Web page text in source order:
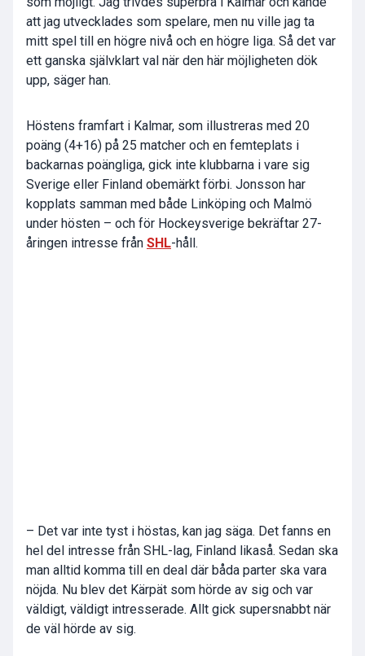
att jag utvecklades som spelare, men nu ville jag ta
mitt spel till en högre nivå och en högre liga. Så det var
ett ganska självklart val när den här möjligheten dök
upp, säger han.
Höstens framfart i Kalmar, som illustreras med 20
poäng (4+16) på 25 matcher och en femteplats i
backarnas poängliga, gick inte klubbarna i vare sig
Sverige eller Finland obemärkt förbi. Jonsson har
kopplats samman med både Linköping och Malmö
under hösten – och för Hockeysverige bekräftar 27-
åringen intresse från SHL-håll.
– Det var inte tyst i höstas, kan jag säga. Det fanns en
hel del intresse från SHL-lag, Finland likaså. Sedan ska
man alltid komma till en deal där båda parter ska vara
nöjda. Nu blev det Kärpät som hörde av sig och var
väldigt, väldigt intresserade. Allt gick supersnabbt när
de väl hörde av sig.